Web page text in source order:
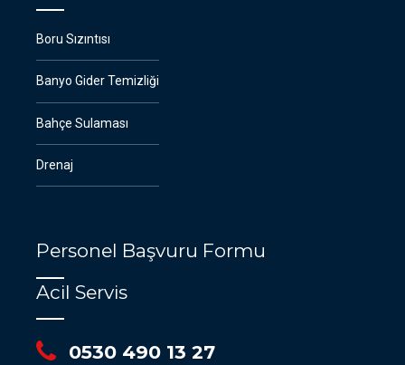
Boru Sızıntısı
Banyo Gider Temizliği
Bahçe Sulaması
Drenaj
Personel Başvuru Formu
Acil Servis
0530 490 13 27